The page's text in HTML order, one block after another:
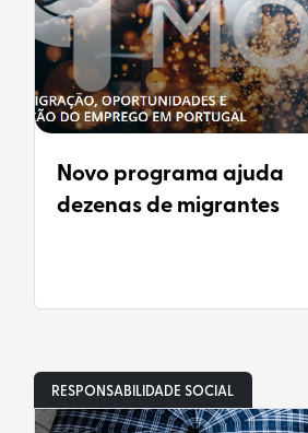
Novo programa ajuda
dezenas de migrantes
RESPONSABILIDADE SOCIAL